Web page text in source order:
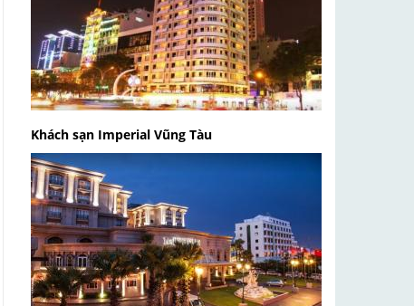
Khách sạn Imperial Vũng Tàu